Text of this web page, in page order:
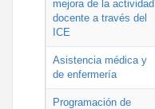
mejora de la actividad
docente a través del
ICE
Asistencia médica y
de enfermería
Programación de